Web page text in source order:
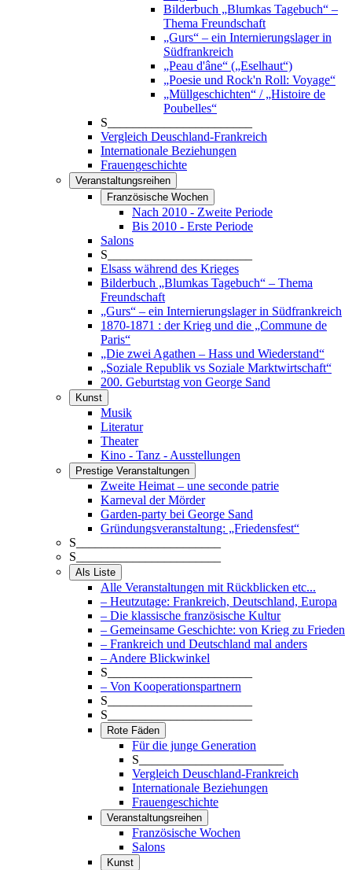
Bilderbuch „Blumkas Tagebuch“ –
Thema Freundschaft
„Gurs“ – ein Internierungslager in
Südfrankreich
„Peau d'âne“ („Eselhaut“)
„Poesie und Rock'n Roll: Voyage“
„Müllgeschichten“ / „Histoire de
Poubelles“
S_______________________
Vergleich Deuschland-Frankreich
Internationale Beziehungen
Frauengeschichte
Veranstaltungsreihen
Französische Wochen
Nach 2010 - Zweite Periode
Bis 2010 - Erste Periode
Salons
S_______________________
Elsass während des Krieges
Bilderbuch „Blumkas Tagebuch“ – Thema
Freundschaft
„Gurs“ – ein Internierungslager in Südfrankreich
1870-1871 : der Krieg und die „Commune de
Paris“
„Die zwei Agathen – Hass und Wiederstand“
„Soziale Republik vs Soziale Marktwirtschaft“
200. Geburtstag von George Sand
Kunst
Musik
Literatur
Theater
Kino - Tanz - Ausstellungen
Prestige Veranstaltungen
Zweite Heimat – une seconde patrie
Karneval der Mörder
Garden-party bei George Sand
Gründungsveranstaltung: „Friedensfest“
S_______________________
S_______________________
Als Liste
Alle Veranstaltungen mit Rückblicken etc...
– Heutzutage: Frankreich, Deutschland, Europa
– Die klassische französische Kultur
– Gemeinsame Geschichte: von Krieg zu Frieden
– Frankreich und Deutschland mal anders
– Andere Blickwinkel
S_______________________
– Von Kooperationspartnern
S_______________________
S_______________________
Rote Fäden
Für die junge Generation
S_______________________
Vergleich Deuschland-Frankreich
Internationale Beziehungen
Frauengeschichte
Veranstaltungsreihen
Französische Wochen
Salons
Kunst